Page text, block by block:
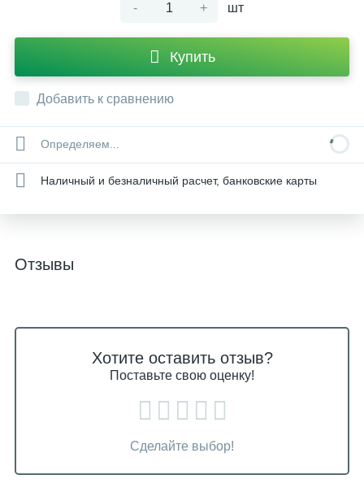
- + шт
Купить
Добавить к сравнению
Определяем...
Наличный и безналичный расчет, банковские карты
Отзывы
Хотите оставить отзыв?
Поставьте свою оценку!
Сделайте выбор!